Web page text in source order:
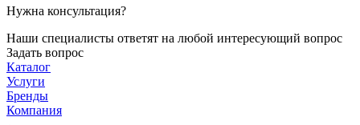
Нужна консультация?
Наши специалисты ответят на любой интересующий вопрос
Задать вопрос
Каталог
Услуги
Бренды
Компания